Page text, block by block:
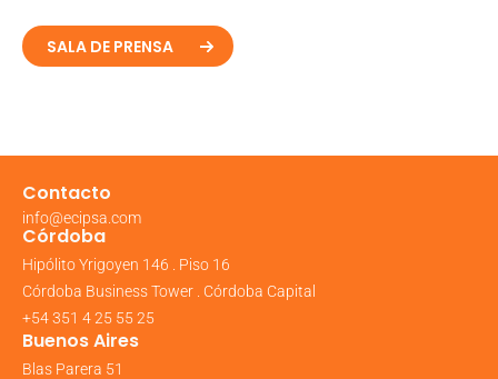
SALA DE PRENSA
Contacto
info@ecipsa.com
Córdoba
Hipólito Yrigoyen 146 . Piso 16
Córdoba Business Tower . Córdoba Capital
+54 351 4 25 55 25
Buenos Aires
Blas Parera 51